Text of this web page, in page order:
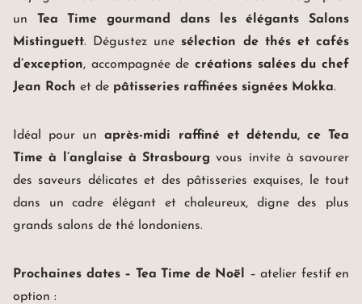
ILLUSTRE PASSÉ
TOURISME DURABLE
TOURISME À STRASBOURG
GALERIE PHOTOS
RECRUTEMENT
un Tea Time gourmand dans les élégants Salons
Mistinguett. Dégustez unesélection de thés et cafés
d’exception, accompagnée de créations salées du chef
Jean Roch et de pâtisseries raffinées signées Mokka.
Idéal pour unaprès-midi raffiné et détendu, ce Tea
Time à l’anglaise à Strasbourg vous invite à savourer
des saveurs délicates et des pâtisseries exquises, le tout
dans un cadre élégant et chaleureux, digne des plus
grands salons de thé londoniens.
Prochaines dates – Tea Time de Noël – atelier festif en
option :